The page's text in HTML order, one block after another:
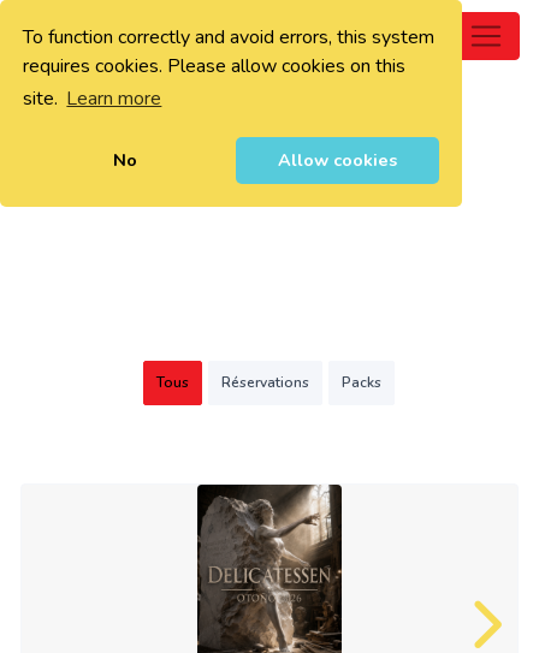
To function correctly and avoid errors, this system
requires cookies. Please allow cookies on this
site. Learn more
No Allow cookies
0
Tous Réservations Packs